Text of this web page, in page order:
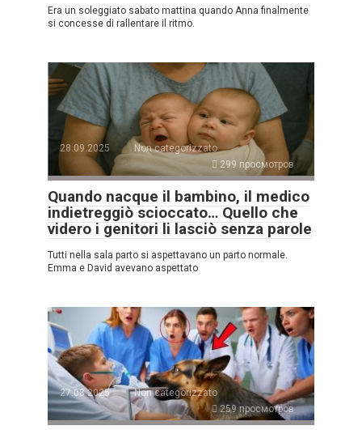
Era un soleggiato sabato mattina quando Anna finalmente
si concesse di rallentare il ritmo.
28.09.2025
Non categorizzato
299 просмотров
Quando nacque il bambino, il medico
indietreggiò scioccato… Quello che
videro i genitori li lasciò senza parole
Tutti nella sala parto si aspettavano un parto normale.
Emma e David avevano aspettato
27.08.2025
Non categorizzato
259 просмотров